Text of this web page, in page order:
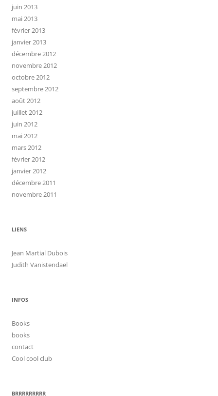
juin 2013
mai 2013
février 2013
janvier 2013
décembre 2012
novembre 2012
octobre 2012
septembre 2012
août 2012
juillet 2012
juin 2012
mai 2012
mars 2012
février 2012
janvier 2012
décembre 2011
novembre 2011
LIENS
Jean Martial Dubois
Judith Vanistendael
INFOS
Books
books
contact
Cool cool club
BRRRRRRRRR